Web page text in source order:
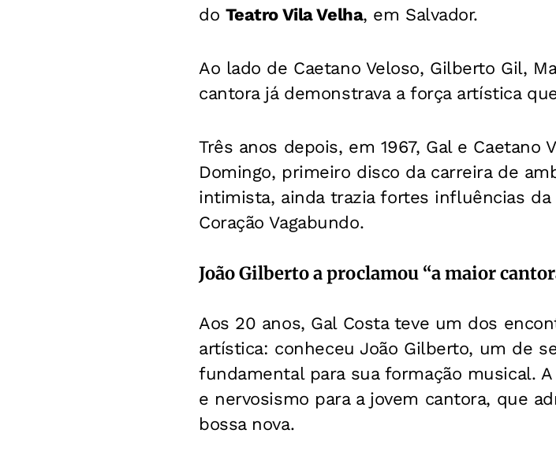
do Teatro Vila Velha, em Salvador.
Ao lado de Caetano Veloso, Gilberto Gil,
cantora já demonstrava a força artística
Três anos depois, em 1967, Gal e
Domingo, primeiro disco da carreira de
intimista, ainda trazia fortes influências
Coração Vagabundo.
João Gilberto a proclamou “a maior
Aos 20 anos, Gal Costa teve um dos
artística: conheceu João Gilberto, um de
fundamental para sua formação musical.
e nervosismo para a jovem cantora, que
bossa nova.